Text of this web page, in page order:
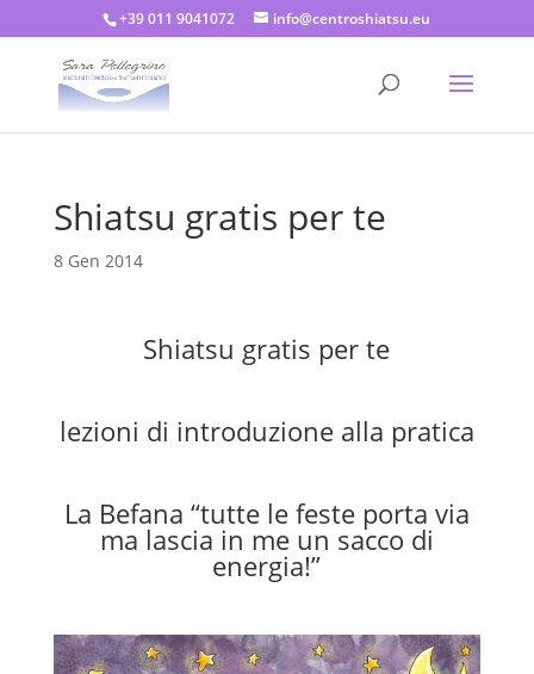
+39 011 9041072 info@centroshiatsu.eu
Shiatsu gratis per te
8 Gen 2014
Shiatsu gratis per te
lezioni di introduzione alla pratica
La Befana “tutte le feste porta via
ma lascia in me un sacco di
energia!”